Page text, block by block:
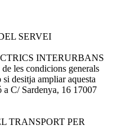
SERVEI
INTERURBANS
les condicions generals
desitja ampliar aquesta
a C/ Sardenya, 16 17007
TRANSPORT PER